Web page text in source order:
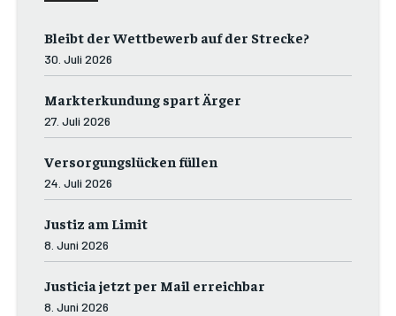
Bleibt der Wettbewerb auf der Strecke?
30. Juli 2026
Markterkundung spart Ärger
27. Juli 2026
Versorgungslücken füllen
24. Juli 2026
Justiz am Limit
8. Juni 2026
Justicia jetzt per Mail erreichbar
8. Juni 2026